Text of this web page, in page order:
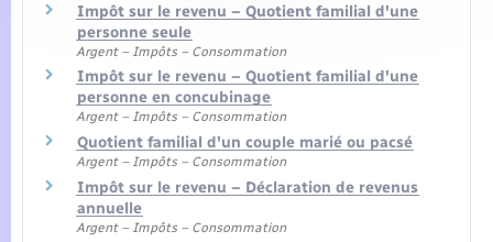
Impôt sur le revenu – Quotient familial d'une
personne seule
Argent – Impôts – Consommation
Impôt sur le revenu – Quotient familial d'une
personne en concubinage
Argent – Impôts – Consommation
Quotient familial d'un couple marié ou pacsé
Argent – Impôts – Consommation
Impôt sur le revenu – Déclaration de revenus
annuelle
Argent – Impôts – Consommation